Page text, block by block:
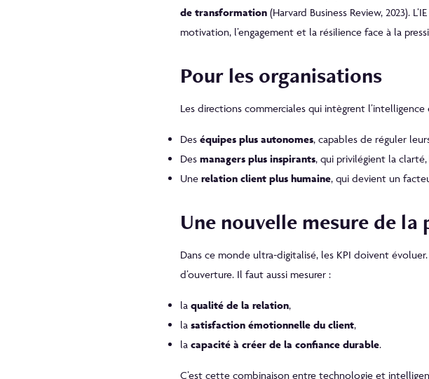
de transformation(Harvard Business Review, 2023).
motivation, l’engagement et la résilience face à la
Pour les organisations
Les directions commerciales qui intègrent
Des équipes plus autonomes, capables de réguler
Des managers plus inspirants, qui privilégient la
Une relation client plus humaine, qui devient un
Une nouvelle mesure de
Dans ce monde ultra-digitalisé, les KPI doivent
d’ouverture. Il faut aussi mesurer :
la qualité de la relation,
la satisfaction émotionnelle du client,
la capacité à créer de la confiance durable.
C’est cette combinaison entre technologie et